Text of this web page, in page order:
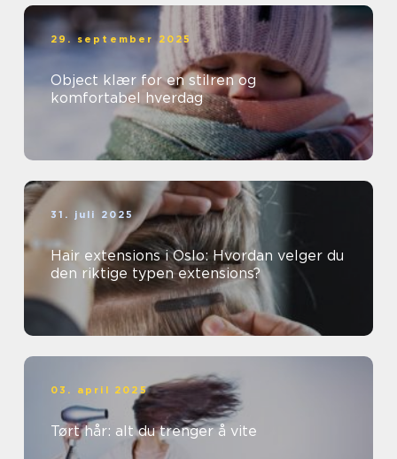
29. september 2025
Object klær for en stilren og
komfortabel hverdag
31. juli 2025
Hair extensions i Oslo: Hvordan velger du
den riktige typen extensions?
03. april 2025
Tørt hår: alt du trenger å vite